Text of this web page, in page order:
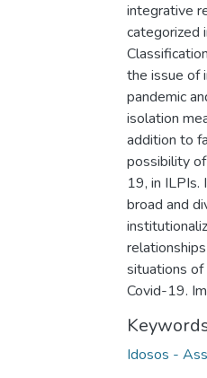
integrative
categorized
the issue of
pandemic
isolation
addition to
possibility
19, in
broad and
situations
Covid-19.
Idosos -